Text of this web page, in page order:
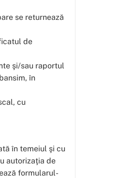
se returnează
de
şi/sau raportul
în
cu
în temeiul şi cu
autorizaţia de
formularul-